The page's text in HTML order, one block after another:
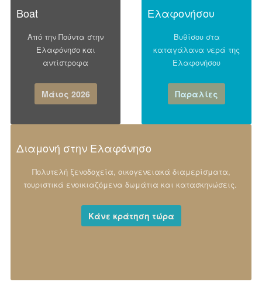
Boat
Από την Πούντα στην
Ελαφόνησο και
αντίστροφα
Μάιος 2026
Ελαφονήσου
Βυθίσου στα
καταγάλανα νερά της
Ελαφονήσου
Παραλίες
Διαμονή στην Ελαφόνησο
Πολυτελή ξενοδοχεία, οικογενειακά διαμερίσματα,
τουριστικά ενοικιαζόμενα δωμάτια και κατασκηνώσεις.
Κάνε κράτηση τώρα